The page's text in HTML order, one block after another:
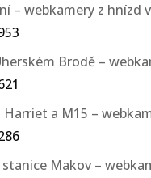
– webkamery z hnízd
Brodě –
a M15 –
Makov –